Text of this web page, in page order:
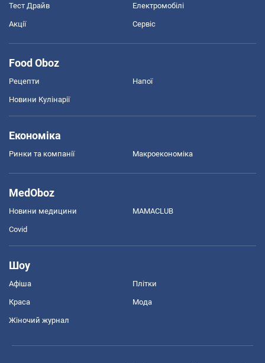
Тест Драйв Електромобілі
Акції Сервіс
Food Oboz
Рецепти Напої
Новини Кулінарії
Економіка
Ринки та компанії Макроекономіка
MedOboz
Новини медицини MAMACLUB
Covid
Шоу
Афіша Плітки
Краса Мода
Жіночий журнал